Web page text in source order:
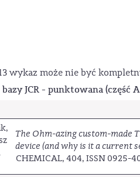
wykaz może nie być
JCR - punktowana (część
The Ohm-azing custom-made
device (and why is it a current
CHEMICAL, 404, ISSN 0925-